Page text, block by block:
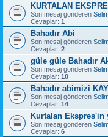
KURTALAN
Son mesaj gönderen
Cevaplar: 1
Bahadır Abi
Son mesaj gönderen
Cevaplar: 2
güle güle Bahadır
Son mesaj gönderen
Cevaplar: 10
Bahadır abimizi
Son mesaj gönderen
Cevaplar: 14
Kurtalan Ekspres'in
Son mesaj gönderen
Cevaplar: 6